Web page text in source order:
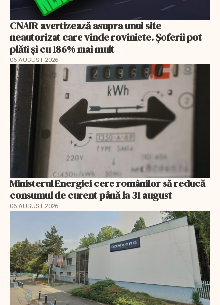
CNAIR avertizează asupra unui site
neautorizat care vinde roviniete. Șoferii pot
plăti și cu 186% mai mult
06 AUGUST 2026
Ministerul Energiei cere românilor să reducă
consumul de curent până la 31 august
06 AUGUST 2026